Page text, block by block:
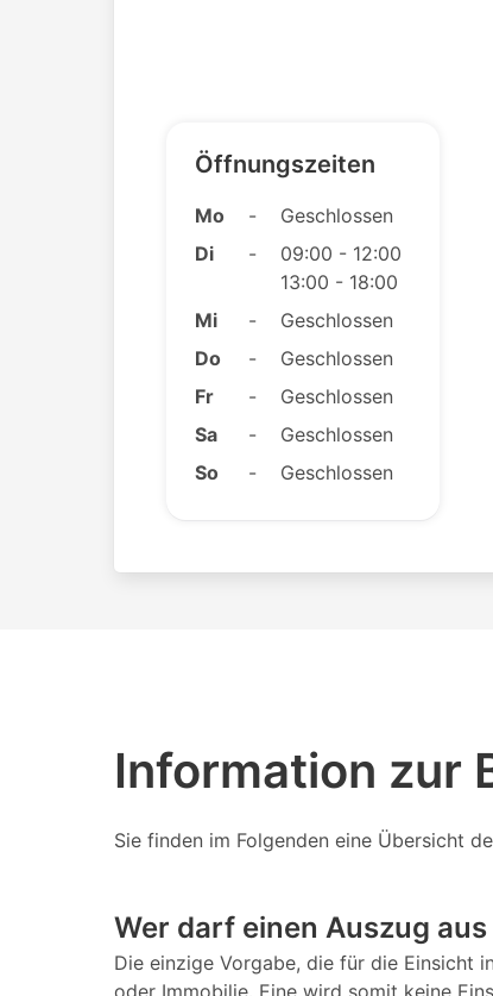
Öffnungszeiten
Mo -
Geschlossen
Di
-
09:00 - 12:00
13:00 - 18:00
Mi
-
Geschlossen
Do
-
Geschlossen
Fr
-
Geschlossen
Sa
-
Geschlossen
So
- Geschlossen
Information zur
Sie finden im Folgenden eine Übersicht
Wer darf einen Auszug
Die einzige Vorgabe, die für die Einsicht
oder Immobilie. Eine wird somit keine